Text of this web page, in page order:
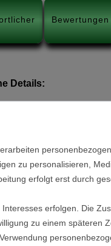
Bewertungen
Details:
zu personalisieren,
erfolgt erst durch
erfolgen. Die
zu einem späteren